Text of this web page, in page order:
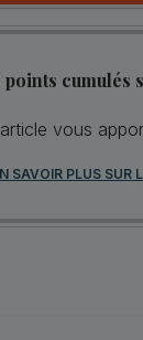
points cumulés
vous
SAVOIR PLUS SUR